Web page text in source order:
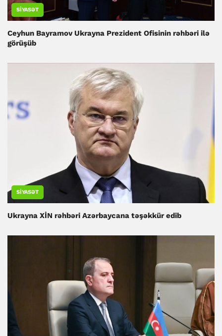
SIYASƏT
Ceyhun Bayramov Ukrayna Prezident Ofisinin rəhbəri ilə
görüşüb
SIYASƏT
Ukrayna XİN rəhbəri Azərbaycana təşəkkür edib